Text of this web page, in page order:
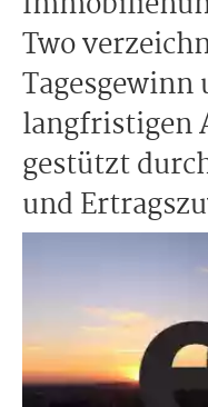
Two
langfristigen
gestützt
und